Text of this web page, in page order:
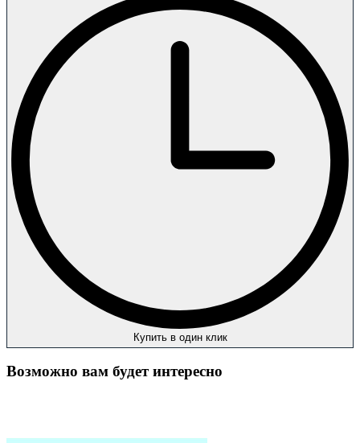
Купить в один клик
Возможно вам будет интересно